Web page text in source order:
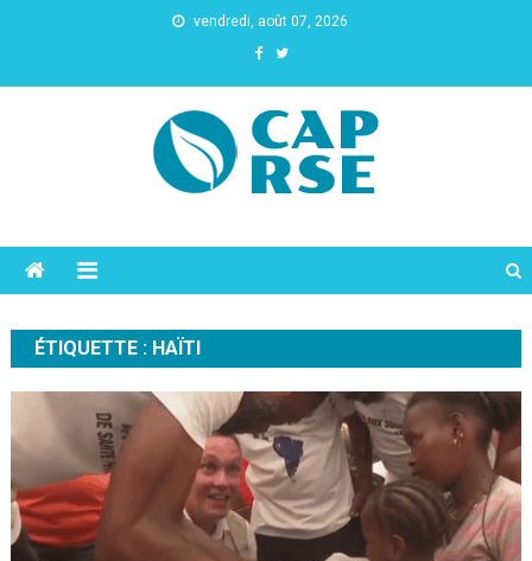
vendredi, août 07, 2026
ÉTIQUETTE : HAÏTI